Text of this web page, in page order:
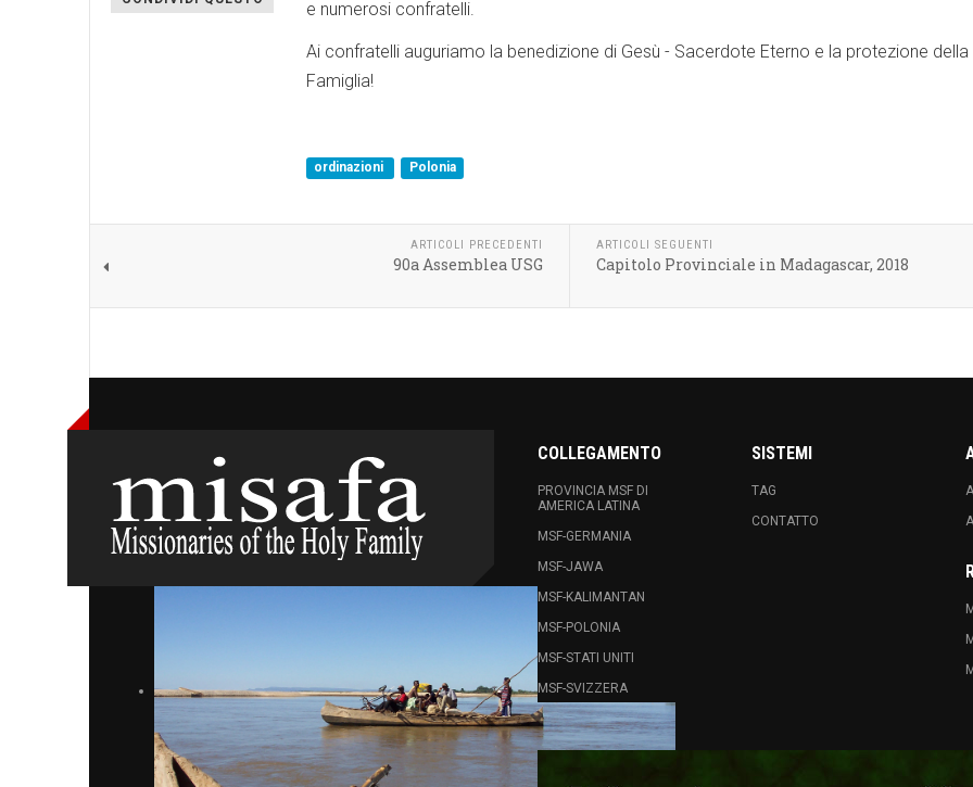
e numerosi confratelli.
Ai confratelli auguriamo la benedizione di Gesù - Sacerdote Eterno e la protezione
Famiglia!
ordinazioni Polonia
ARTICOLI PRECEDENTI
90a Assemblea USG
ARTICOLI SEGUENTI
Capitolo Provinciale in Madagascar, 2018
COLLEGAMENTO
PROVINCIA MSF DI
AMERICA LATINA
MSF-GERMANIA
MSF-JAWA
MSF-KALIMANTAN
MSF-POLONIA
MSF-STATI UNITI
MSF-SVIZZERA
SISTEMI
TAG
CONTATTO